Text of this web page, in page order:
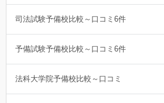
司法試験予備校比較～口コミ6件
予備試験予備校比較～口コミ6件
法科大学院予備校比較～口コミ